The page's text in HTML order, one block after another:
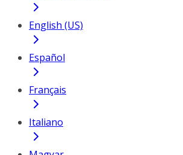
English (US)
Español
Français
Italiano